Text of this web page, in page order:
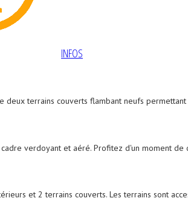
INFOS
deux terrains couverts flambant neufs
verdoyant et aéré. Profitez d'un moment
et 2 terrains couverts. Les terrains sont